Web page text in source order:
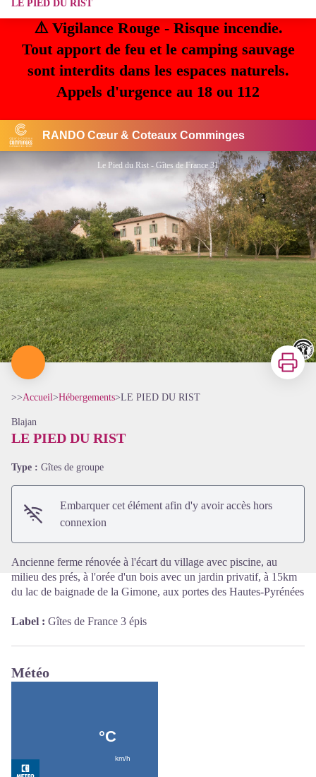
⚠️ Vigilance Rouge - Risque incendie.
Tout apport de feu et le camping sauvage
sont interdits dans les espaces naturels.
Appels d'urgence au 18 ou 112
RANDO Cœur & Coteaux Comminges
LE PIED DU RIST
Le Pied du Rist - Gîtes de France 31
Imprimer
>>Accueil>Hébergements>LE PIED DU RIST
Blajan
LE PIED DU RIST
Type : Gîtes de groupe
Embarquer cet élément afin d'y avoir accès hors
connexion
Ancienne ferme rénovée à l'écart du village avec piscine, au
milieu des prés, à l'orée d'un bois avec un jardin privatif, à 15km
du lac de baignade de la Gimone, aux portes des Hautes-Pyrénées
Label : Gîtes de France 3 épis
Météo